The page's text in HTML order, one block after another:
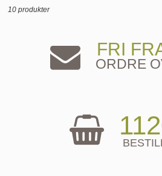
10 produkter
FRI
ORDRE